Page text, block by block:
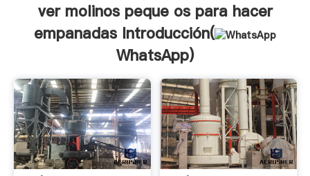
ver molinos peque os para hacer
empanadas Introducción(
WhatsApp)